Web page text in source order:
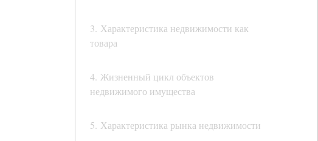
3. Характеристика недвижимости как
товара
4. Жизненный цикл объектов
недвижимого имущества
5. Характеристика рынка недвижимости